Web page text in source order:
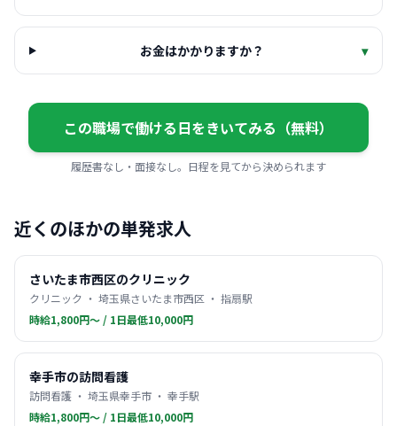
お金はかかりますか？ ▾
この職場で働ける日をきいてみる（無料）
履歴書なし・面接なし。日程を見てから決められます
近くのほかの単発求人
さいたま市西区のクリニック
クリニック ・ 埼玉県さいたま市西区 ・ 指扇駅
時給1,800円〜 / 1日最低10,000円
幸手市の訪問看護
訪問看護 ・ 埼玉県幸手市 ・ 幸手駅
時給1,800円〜 / 1日最低10,000円